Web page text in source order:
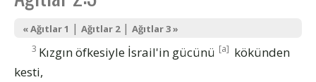
« Ağıtlar 1 | Ağıtlar 2| Ağıtlar 3 »
3 Kızgın öfkesiyle İsrail'in gücünü [a] kökünden
kesti,